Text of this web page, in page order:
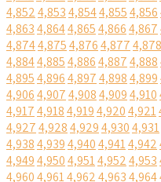
4,8524,8534,8544,8554,856
4,8634,8644,8654,8664,867
4,8744,8754,8764,8774,878
4,8844,8854,8864,8874,888
4,8954,8964,8974,8984,899
4,9064,9074,9084,9094,910
4,9174,9184,9194,9204,921
4,9274,9284,9294,9304,931
4,9384,9394,9404,9414,942
4,9494,9504,9514,9524,953
4,9604,9614,9624,9634,964